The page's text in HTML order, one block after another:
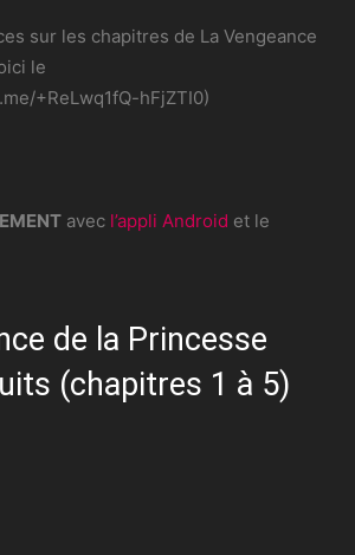
sur les chapitres de La Vengeance
le
+ReLwq1fQ-hFjZTI0)
avec l’appli Android et le
de la Princesse
(chapitres 1 à 5)